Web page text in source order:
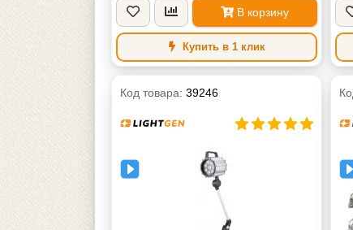
90-240V AC/DC Вольт
Масса В корзину
Купить в 1 клик
Код товара: 39246